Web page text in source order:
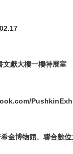
文獻大樓一樓特展室
金博物館、聯合數位